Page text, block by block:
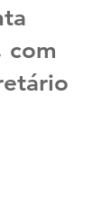
com